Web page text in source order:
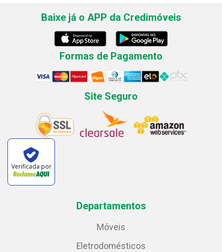
Baixe já o APP da Credimóveis
Formas de Pagamento
Site Seguro
Verificada por
Departamentos
Móveis
Eletrodomésticos